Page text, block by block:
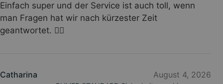
Einfach super und der Service ist auch toll, wenn
man Fragen hat wir nach kürzester Zeit
geantwortet. 👍🏻
Catharina August 4, 2026